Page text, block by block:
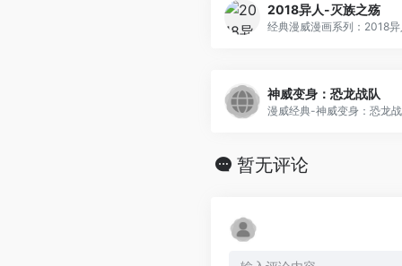
2018异人-灭族之殇
经典漫威漫画系列：2018
神威变身：恐龙战队
漫威经典-神威变身：恐龙
暂无评论